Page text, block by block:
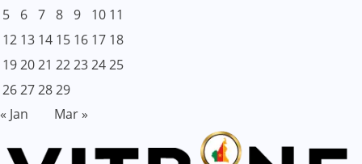
5
6 7 8 9 10 11
12 13 14 15 16 17 18
192021 22232425
26272829
« Jan
Mar »